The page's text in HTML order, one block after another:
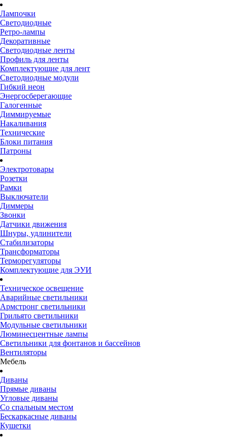
Лампочки
Светодиодные
Ретро-лампы
Декоративные
Светодиодные ленты
Профиль для ленты
Комплектующие для лент
Светодиодные модули
Гибкий неон
Энергосберегающие
Галогенные
Диммируемые
Накаливания
Технические
Блоки питания
Патроны
Электротовары
Розетки
Рамки
Выключатели
Диммеры
Звонки
Датчики движения
Шнуры, удлинители
Стабилизаторы
Трансформаторы
Терморегуляторы
Комплектующие для ЭУИ
Техническое освещение
Аварийные светильники
Армстронг светильники
Грильято светильники
Модульные светильники
Люминесцентные лампы
Светильники для фонтанов и бассейнов
Вентиляторы
Мебель
Диваны
Прямые диваны
Угловые диваны
Со спальным местом
Бескаркасные диваны
Кушетки